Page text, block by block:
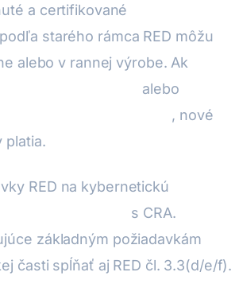
a certifikované
starého rámca RED môžu
alebo v rannej výrobe. Ak
alebo
, nové
platia.
RED na kybernetickú
s CRA.
základným požiadavkám
časti spĺňať aj RED čl. 3.3(d/e/f).